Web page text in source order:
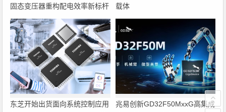
固态变压器重构配电效率新标杆
载体
东芝开始出货面向系统控制应用
兆易创新GD32F50MxxG高集成